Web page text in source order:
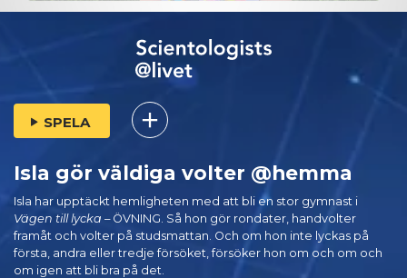
SPELA
Isla gör väldiga volter @hemma
Isla har upptäckt hemligheten med att bli en stor gymnast i
Vägen till lycka – ÖVNING. Så hon gör rondater, handvolter
framåt och volter på studsmattan. Och om hon inte lyckas på
första, andra eller tredje försöket, försöker hon om och om och
om igen att bli bra på det.